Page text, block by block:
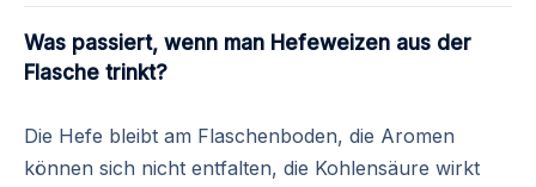
Was passiert, wenn man Hefeweizen aus der
Flasche trinkt?
Die Hefe bleibt am Flaschenboden, die Aromen
können sich nicht entfalten, die Kohlensäure wirkt